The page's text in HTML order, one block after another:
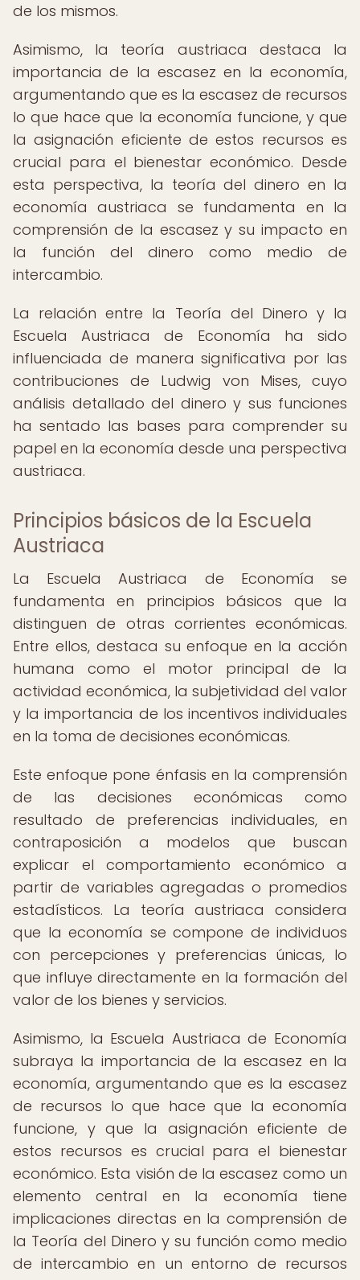
de los mismos.
Asimismo, la teoría austriaca destaca la
importancia de la escasez en la economía,
argumentando que es la escasez de recursos
lo que hace que la economía funcione, y que
la asignación eficiente de estos recursos es
crucial para el bienestar económico. Desde
esta perspectiva, la teoría del dinero en la
economía austriaca se fundamenta en la
comprensión de la escasez y su impacto en
la función del dinero como medio de
intercambio.
La relación entre la Teoría del Dinero y la
Escuela Austriaca de Economía ha sido
influenciada de manera significativa por las
contribuciones de Ludwig von Mises, cuyo
análisis detallado del dinero y sus funciones
ha sentado las bases para comprender su
papel en la economía desde una perspectiva
austriaca.
Principios básicos de la Escuela
Austriaca
La Escuela Austriaca de Economía se
fundamenta en principios básicos que la
distinguen de otras corrientes económicas.
Entre ellos, destaca su enfoque en la acción
humana como el motor principal de la
actividad económica, la subjetividad del valor
y la importancia de los incentivos individuales
en la toma de decisiones económicas.
Este enfoque pone énfasis en la comprensión
de las decisiones económicas como
resultado de preferencias individuales, en
contraposición a modelos que buscan
explicar el comportamiento económico a
partir de variables agregadas o promedios
estadísticos. La teoría austriaca considera
que la economía se compone de individuos
con percepciones y preferencias únicas, lo
que influye directamente en la formación del
valor de los bienes y servicios.
Asimismo, la Escuela Austriaca de Economía
subraya la importancia de la escasez en la
economía, argumentando que es la escasez
de recursos lo que hace que la economía
funcione, y que la asignación eficiente de
estos recursos es crucial para el bienestar
económico. Esta visión de la escasez como un
elemento central en la economía tiene
implicaciones directas en la comprensión de
la Teoría del Dinero y su función como medio
de intercambio en un entorno de recursos